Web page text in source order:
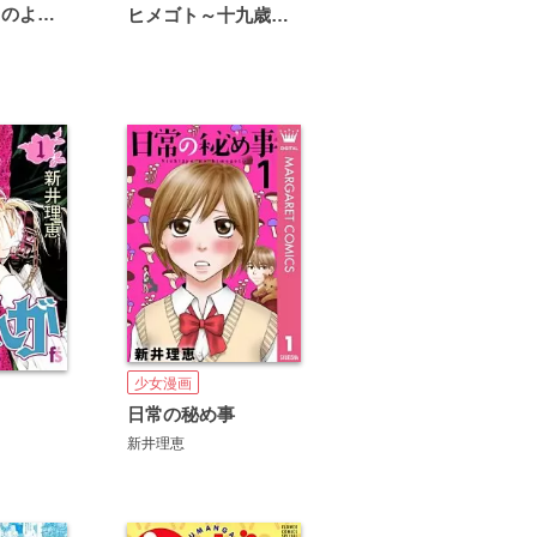
恋は雨上がりのように ヒメゴト～十九歳の制服～
少女漫画
日常の秘め事
新井理恵